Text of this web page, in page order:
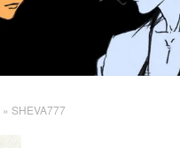
» SHEVA777